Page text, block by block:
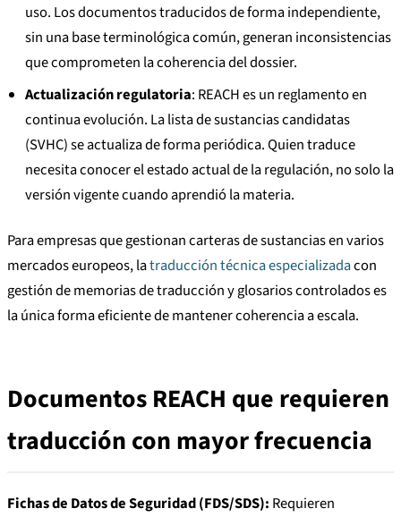
uso. Los documentos traducidos de forma independiente,
sin una base terminológica común, generan inconsistencias
que comprometen la coherencia del dossier.
Actualización regulatoria: REACH es un reglamento en
continua evolución. La lista de sustancias candidatas
(SVHC) se actualiza de forma periódica. Quien traduce
necesita conocer el estado actual de la regulación, no solo la
versión vigente cuando aprendió la materia.
Para empresas que gestionan carteras de sustancias en varios
mercados europeos, latraducción técnica especializadacon
gestión de memorias de traducción y glosarios controlados es
la única forma eficiente de mantener coherencia a escala.
Documentos REACH que requieren
traducción con mayor frecuencia
Fichas de Datos de Seguridad (FDS/SDS): Requieren